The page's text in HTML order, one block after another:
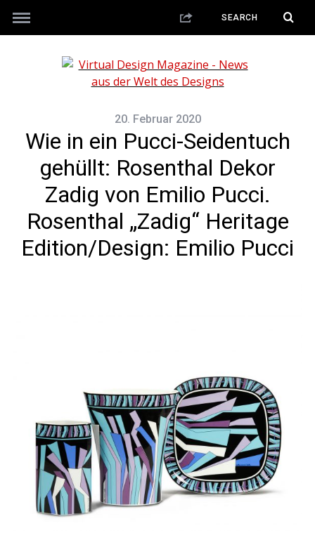
20. Februar 2020
Wie in ein Pucci-Seidentuch
gehüllt: Rosenthal Dekor
Zadig von Emilio Pucci.
Rosenthal „Zadig“ Heritage
Edition/Design: Emilio Pucci